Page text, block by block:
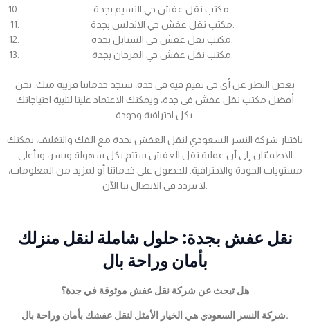
بغض النظر عن أي حي تقيم فيه في جدة، ستجد خدماتنا قريبة منك. نحن
أفضل مكتب نقل عفش في جدة، ويمكنك الاعتماد علينا لتلبية احتياجاتك
باختيار شركة النسر السعودي لنقل العفش بجدة مع الفك والتغليف، يمكنك
الاطمئنان إلى أن عملية نقل العفش ستتم بكل سهولة ويسر، وبأعلى
مستويات الجودة والاحترافية. للحصول على خدماتنا أو لمزيد من المعلومات،
نقل عفش بجدة: حلول شاملة لنقل منزلك
بأمان وراحة بال
هل تبحث عن شركة نقل عفش موثوقة في جدة؟
شركة النسر السعودي هي الخيار الأمثل لنقل عفشك بأمان وراحة بال.